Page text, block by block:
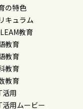
の特色
キュラム
教育
教育
教育
教育
教育
活用
活用ムービー